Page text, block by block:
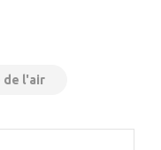
de l'air